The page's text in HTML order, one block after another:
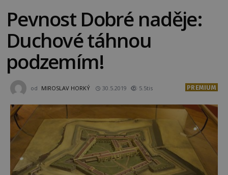
Pevnost Dobré naděje:
Duchové táhnou
podzemím!
od MIROSLAV HORKÝ 30.5.2019 5.5tis PREMIUM